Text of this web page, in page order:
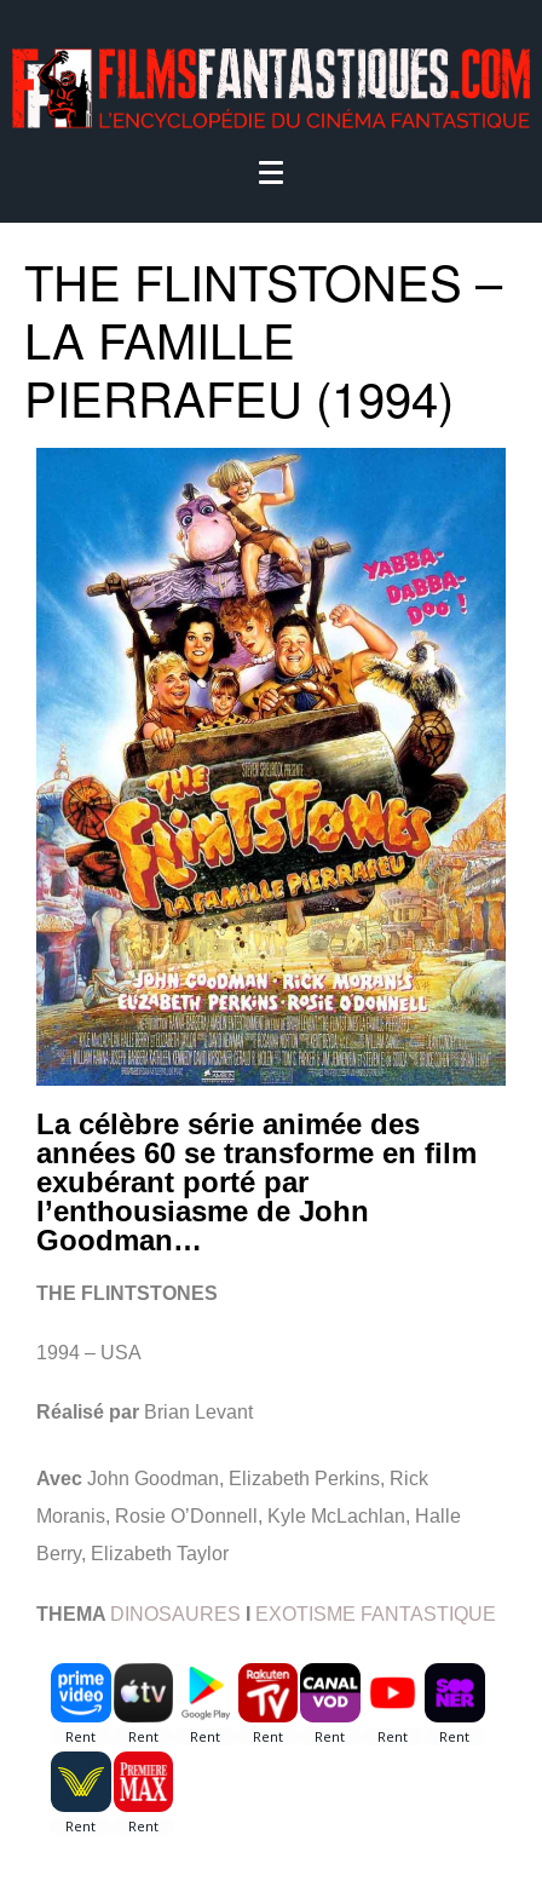
THE FLINTSTONES –
LA FAMILLE
PIERRAFEU (1994)
La célèbre série animée des
années 60 se transforme en film
exubérant porté par
l’enthousiasme de John
Goodman…
THE FLINTSTONES
1994 – USA
Réalisé par Brian Levant
Avec John Goodman, Elizabeth Perkins, Rick
Moranis, Rosie O’Donnell, Kyle McLachlan, Halle
Berry, Elizabeth Taylor
THEMA DINOSAURES EXOTISME FANTASTIQUE